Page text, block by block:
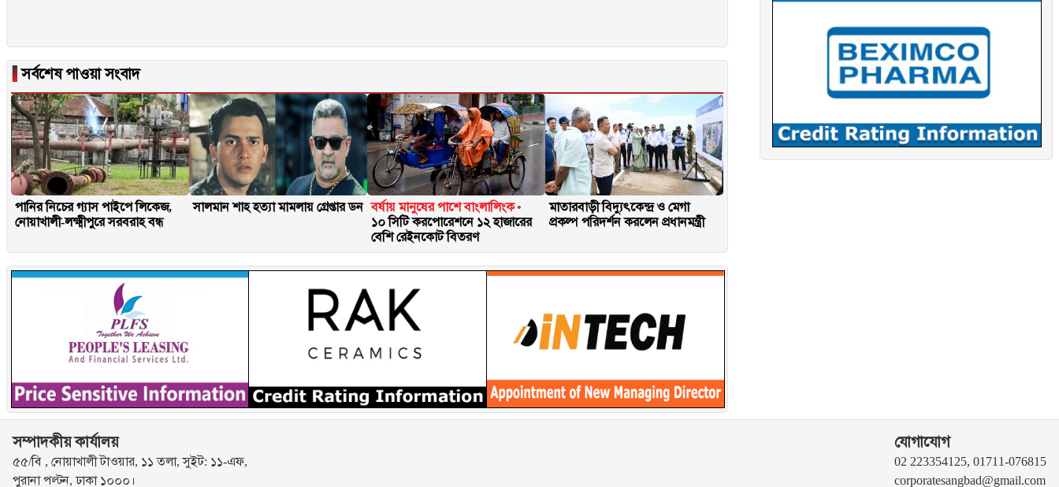
▐সর্বশেষ পাওয়া সংবাদ
পানির নিচের গ্যাস পাইপে লিকেজ,
নোয়াখালী-লক্ষ্মীপুরে সরবরাহ বন্ধ
সালমান শাহ হত্যা মামলায় গ্রেপ্তার ডন বর্ষায় মানুষের পাশে বাংলালিংক
১০ সিটি করপোরেশনে ১২ হাজারের
বেশি রেইনকোট বিতরণ
মাতারবাড়ী বিদ্যুৎকেন্দ্র ও মেগা
প্রকল্প পরিদর্শন করলেন প্রধানমন্ত্রী
সম্পাদকীয় কার্যালয়
৫৫/বি , নোয়াখালী টাওয়ার, ১১ তলা, সুইট: ১১-এফ,
পুরানা পল্টন, ঢাকা ১০০০।
যোগাযোগ
02 223354125, 01711-076815
corporatesangbad@gmail.com